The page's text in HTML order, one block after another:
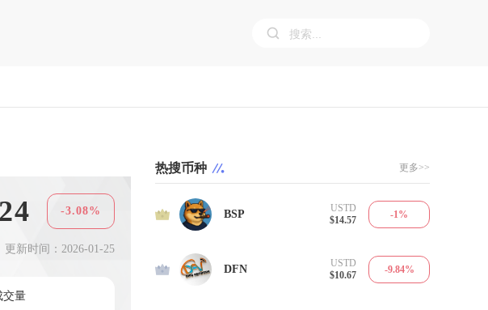
-3.08%
更新时间：2026-01-25
交量
热搜币种 更多>>
1 BSP
USTD
$14.57
-1%
2 DFN
USTD
$10.67
-9.84%